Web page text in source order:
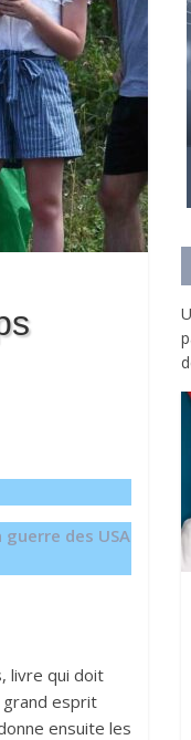
guerre des USA
livre qui doit
grand esprit
ensuite les